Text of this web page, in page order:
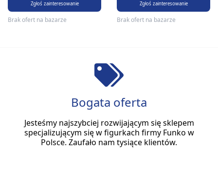
Zgłoś zainteresowanie
Brak ofert na bazarze
Zgłoś zainteresowanie
Brak ofert na bazarze
Bogata oferta
Jesteśmy najszybciej rozwijającym się sklepem
specjalizującym się w figurkach firmy Funko w
Polsce. Zaufało nam tysiące klientów.